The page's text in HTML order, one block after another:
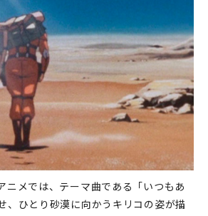
ニメでは、テーマ曲である「いつもあ
、ひとり砂漠に向かうキリコの姿が描